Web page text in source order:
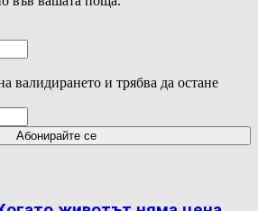
валидирането и трябва да остане